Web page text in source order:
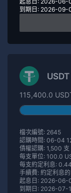
到期日: 2026-09-
115,400.0
檔次編號: 2645
認購時間: 06-04
債權認購: 1,500 支
每支單位: 100.0
每支約定利息:
手續費: 約定利息
起息日: 2026-06-
到期日: 2026-07-